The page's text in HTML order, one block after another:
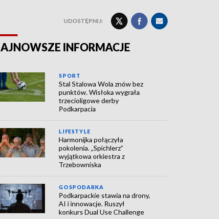
UDOSTĘPNIJ:
INFORMACJE
SPORT
Stal Stalowa Wola znów bez
punktów. Wisłoka wygrała
trzecioligowe derby
Podkarpacia
LIFESTYLE
Harmonijka połączyła
pokolenia. „Spichlerz”
wyjątkowa orkiestra z
Trzebowniska
GOSPODARKA
Podkarpackie stawia na drony,
AI i innowacje. Ruszył
konkurs Dual Use Challenge